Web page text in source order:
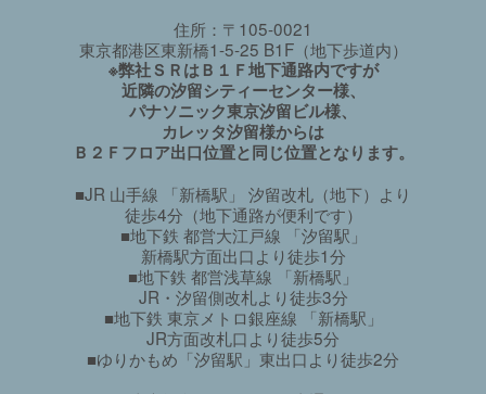
住所：〒105-0021
東京都港区東新橋1-5-25 B1F（地下歩道内）
※弊社ＳＲはＢ１Ｆ地下通路内ですが
近隣の汐留シティーセンター様、
パナソニック東京汐留ビル様、
カレッタ汐留様からは
Ｂ２Ｆフロア出口位置と同じ位置となります。
■JR 山手線 「新橋駅」 汐留改札（地下）より
徒歩4分（地下通路が便利です）
■地下鉄 都営大江戸線 「汐留駅」
新橋駅方面出口より徒歩1分
■地下鉄 都営浅草線 「新橋駅」
JR・汐留側改札より徒歩3分
■地下鉄 東京メトロ銀座線 「新橋駅」
JR方面改札口より徒歩5分
■ゆりかもめ「汐留駅」東出口より徒歩2分